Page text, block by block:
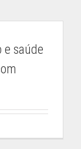
e saúde